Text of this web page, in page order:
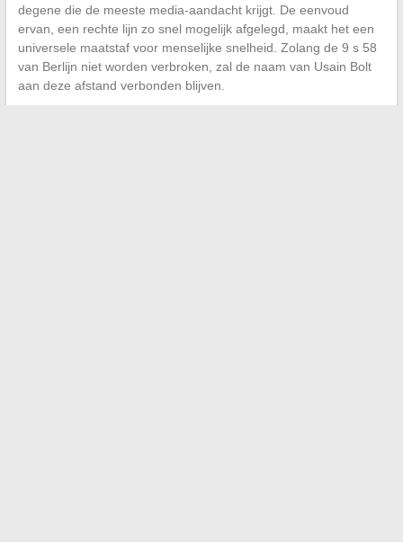
degene die de meeste media-aandacht krijgt. De eenvoud
ervan, een rechte lijn zo snel mogelijk afgelegd, maakt het een
universele maatstaf voor menselijke snelheid. Zolang de 9 s 58
van Berlijn niet worden verbroken, zal de naam van Usain Bolt
aan deze afstand verbonden blijven.